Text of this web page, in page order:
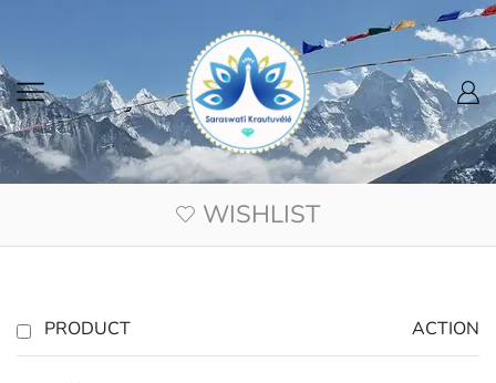
WISHLIST
PRODUCT ACTION